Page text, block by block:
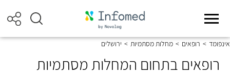
אינפומד > רופאים > מחלות מסתמיות > ירושלים
רופאים בתחום המחלות מסתמיות